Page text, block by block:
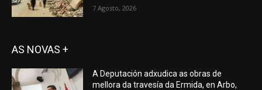
7 Agosto, 2026
AS NOVAS +
A Deputación adxudica as obras de
mellora da travesía da Ermida, en Arbo,